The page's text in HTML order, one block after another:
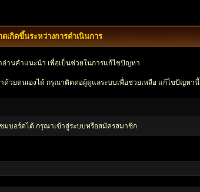
เกิดขึ้นระหว่างการดำเนินการ
านคำแนะนำ เพื่อเป็นช่วยในการแก้ไขปัญหา
ด้วยตนเองได้ กรุณาติตด่อผู้ดูแลระบบเพื่อช่วยเหลือ แก้ไขปัญหานี้
บอร์ดได้ กรุณาเข้าสู่ระบบหรือสมัครสมาชิก